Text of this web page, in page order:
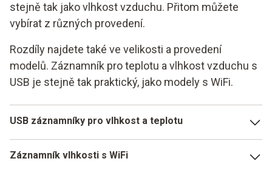
stejně tak jako vlhkost vzduchu. Přitom můžete
vybírat z různých provedení.
Rozdíly najdete také ve velikosti a provedení
modelů. Záznamník pro teplotu a vlhkost vzduchu s
USB je stejně tak praktický, jako modely s WiFi.
USB záznamníky pro vlhkost a teplotu
vybavení. Je koncipován tak, že se dá rychle nabít a lze jej
Záznamník vlhkosti s WiFi